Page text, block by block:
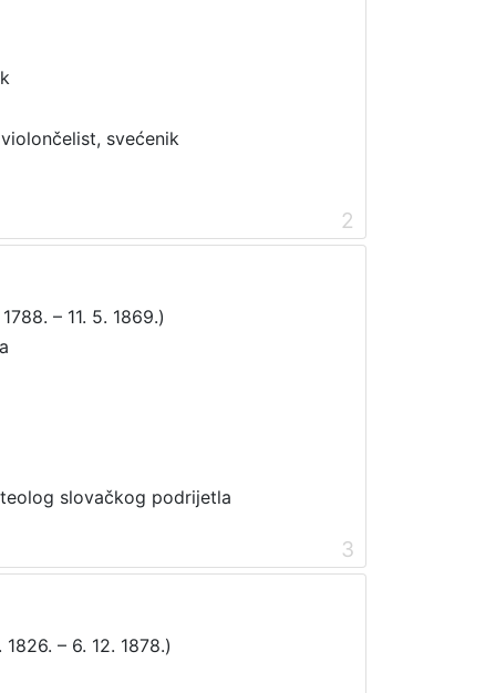
svećenik
2
– 11. 5. 1869.)
slovačkog podrijetla
3
– 6. 12. 1878.)